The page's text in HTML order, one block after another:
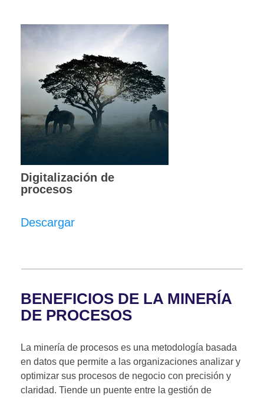
Digitalización de
procesos
Descargar
BENEFICIOS DE LA MINERÍA
DE PROCESOS
La minería de procesos es una metodología basada
en datos que permite a las organizaciones analizar y
optimizar sus procesos de negocio con precisión y
claridad. Tiende un puente entre la gestión de